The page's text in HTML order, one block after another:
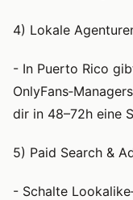
4) Lokale
- In Puerto Rico
dir in 48–72h eine
5) Paid Search &
- Schalte